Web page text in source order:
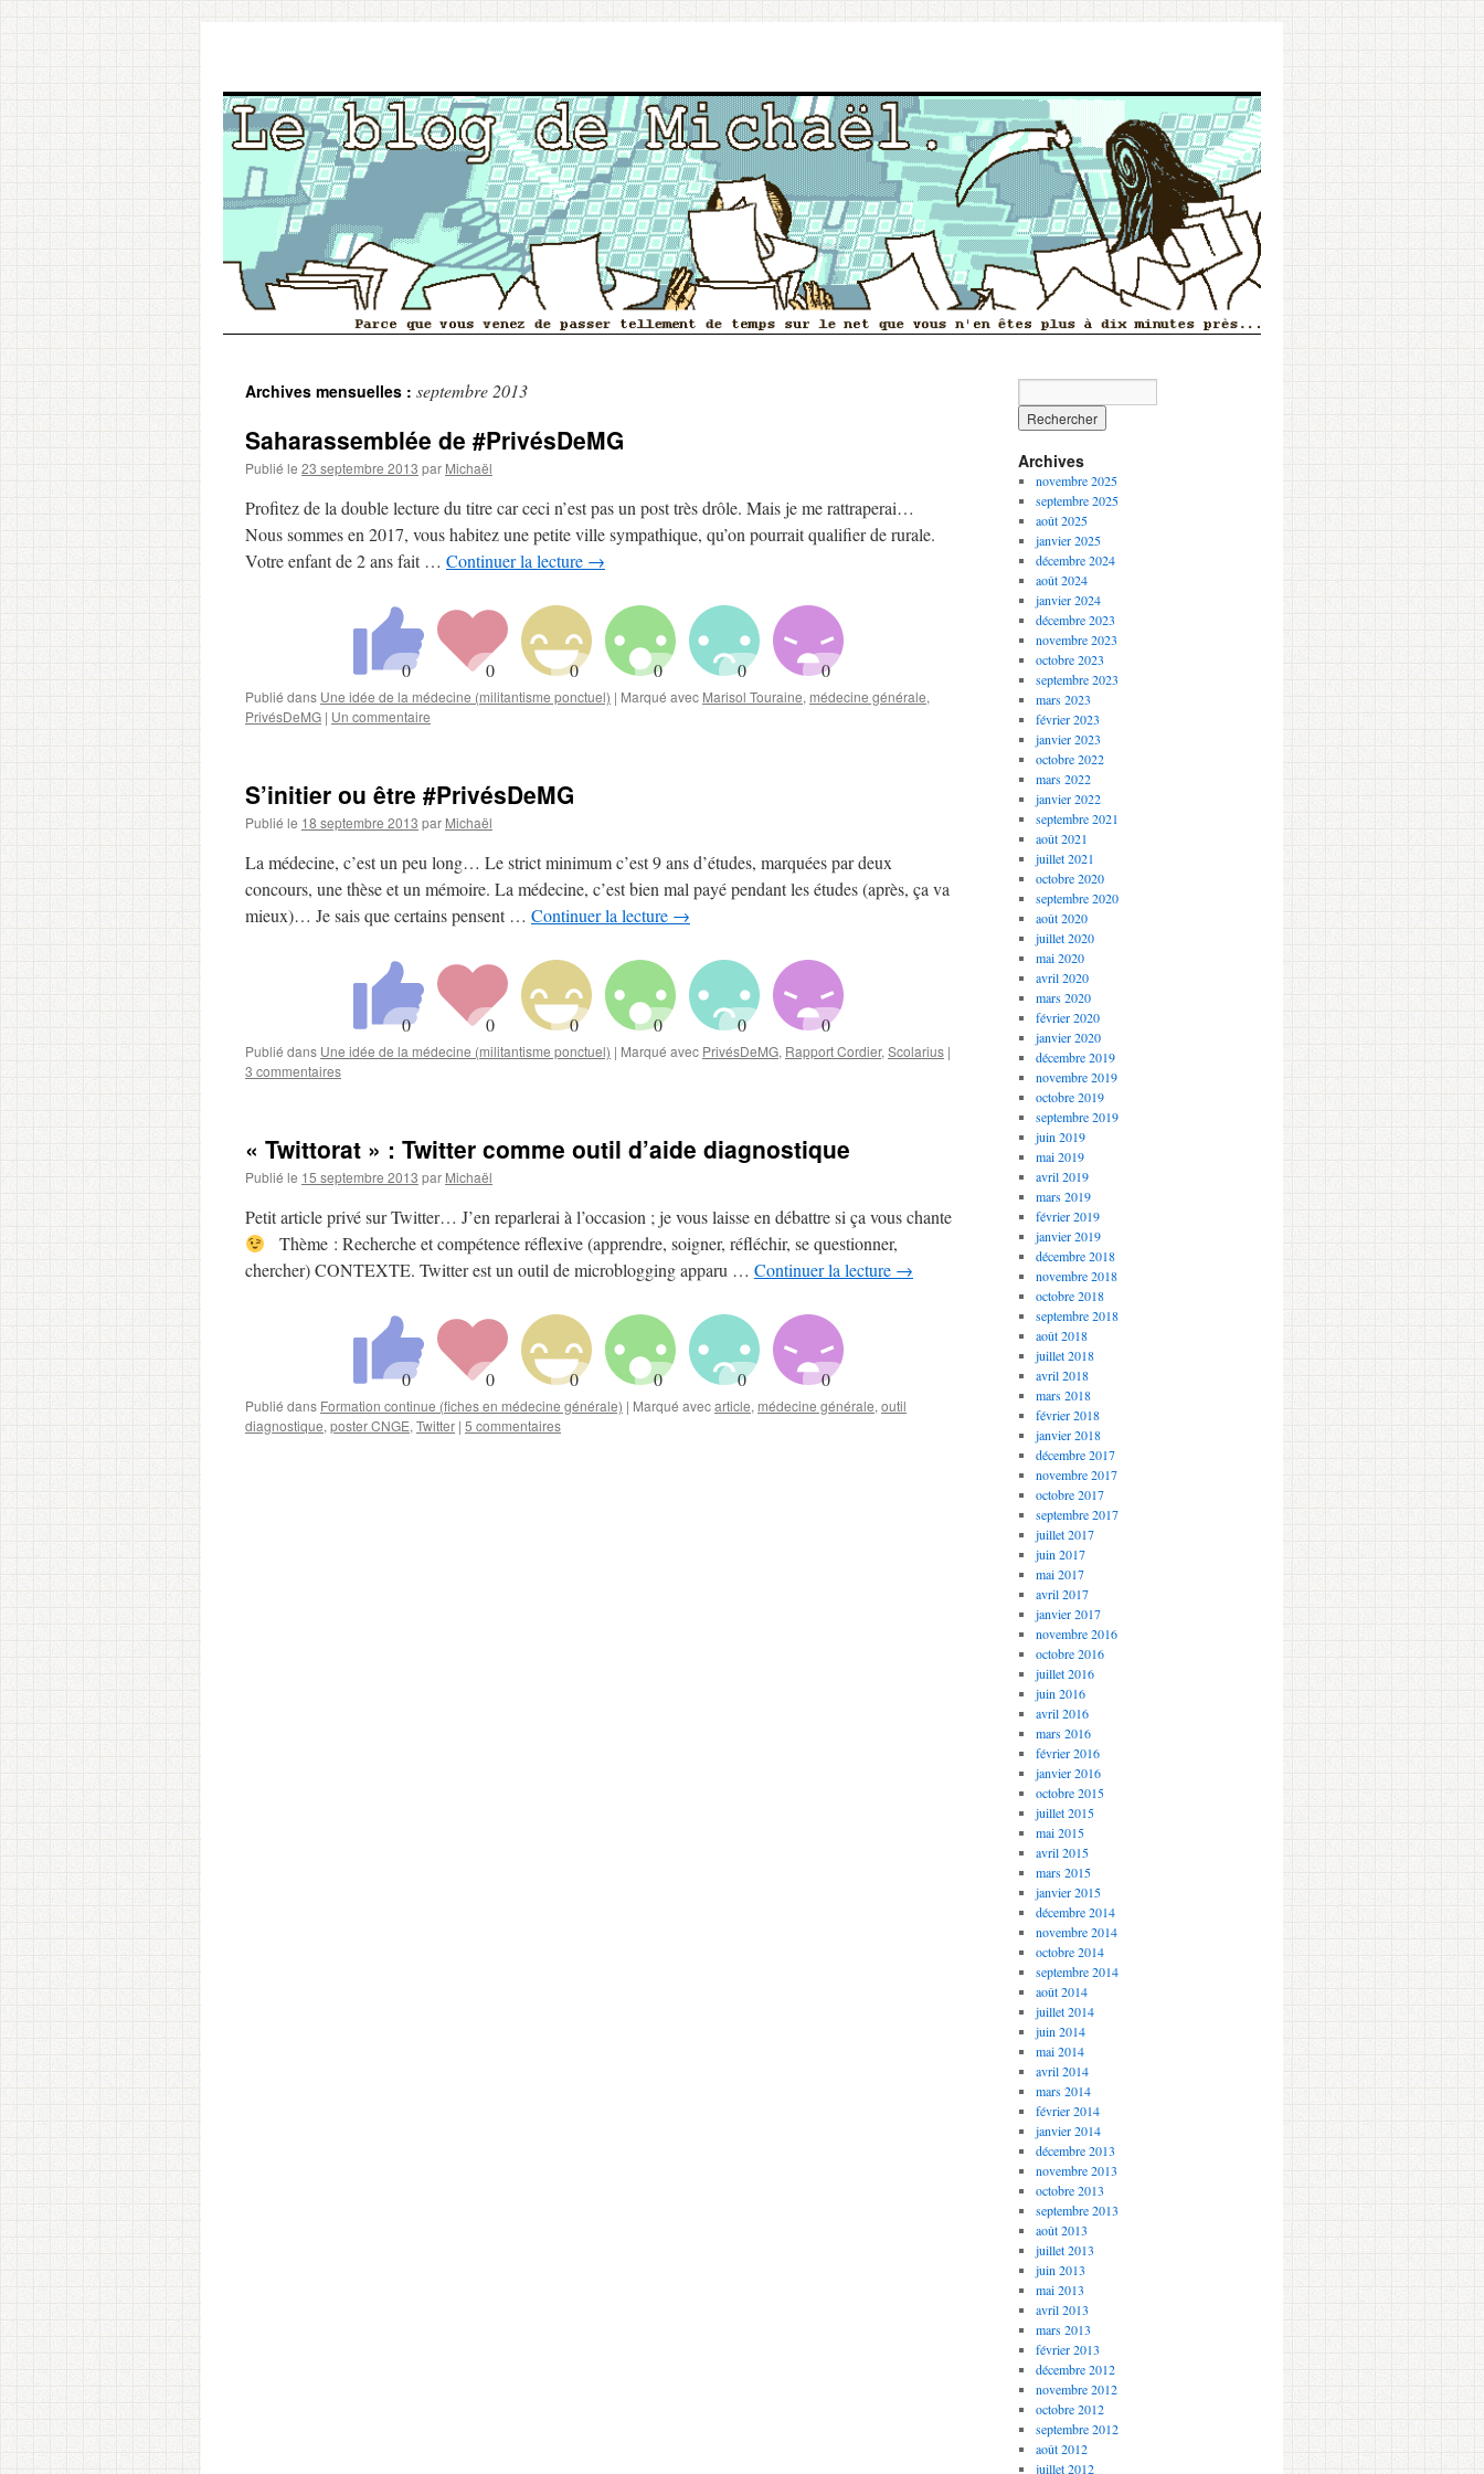
contenu
Archives mensuelles : septembre 2013
Saharassemblée de #PrivésDeMG
Publié le 23 septembre 2013 par Michaël
Profitez de la double lecture du titre car ceci n’est pas un post très drôle. Mais je me rattraperai…
Nous sommes en 2017, vous habitez une petite ville sympathique, qu’on pourrait qualifier de rurale.
Votre enfant de 2 ans fait … Continuer la lecture →
Publié dans Une idée de la médecine (militantisme ponctuel) | Marqué avec Marisol Touraine, médecine générale,
PrivésDeMG | Un commentaire
S’initier ou être #PrivésDeMG
Publié le 18 septembre 2013 par Michaël
La médecine, c’est un peu long… Le strict minimum c’est 9 ans d’études, marquées par deux
concours, une thèse et un mémoire. La médecine, c’est bien mal payé pendant les études (après, ça va
mieux)… Je sais que certains pensent … Continuer la lecture →
Publié dans Une idée de la médecine (militantisme ponctuel) | Marqué avec PrivésDeMG, Rapport Cordier, Scolarius |
3 commentaires
« Twittorat » : Twitter comme outil d’aide diagnostique
Publié le 15 septembre 2013 par Michaël
Petit article privé sur Twitter… J’en reparlerai à l’occasion ; je vous laisse en débattre si ça vous chante
Thème : Recherche et compétence réflexive (apprendre, soigner, réfléchir, se questionner,
chercher) CONTEXTE. Twitter est un outil de microblogging apparu … Continuer la lecture →
Publié dans Formation continue (fiches en médecine générale) | Marqué avecarticle, médecine générale, outil
diagnostique, poster CNGE, Twitter | 5 commentaires
Archives
novembre 2025
septembre 2025
août 2025
janvier 2025
décembre 2024
août 2024
janvier 2024
décembre 2023
novembre 2023
octobre 2023
septembre 2023
mars 2023
février 2023
janvier 2023
octobre 2022
mars 2022
janvier 2022
septembre 2021
août 2021
juillet 2021
octobre 2020
septembre 2020
août 2020
juillet 2020
mai 2020
avril 2020
mars 2020
février 2020
janvier 2020
décembre 2019
novembre 2019
octobre 2019
septembre 2019
juin 2019
mai 2019
avril 2019
mars 2019
février 2019
janvier 2019
décembre 2018
novembre 2018
octobre 2018
septembre 2018
août 2018
juillet 2018
avril 2018
mars 2018
février 2018
janvier 2018
décembre 2017
novembre 2017
octobre 2017
septembre 2017
juillet 2017
juin 2017
mai 2017
avril 2017
janvier 2017
novembre 2016
octobre 2016
juillet 2016
juin 2016
avril 2016
mars 2016
février 2016
janvier 2016
octobre 2015
juillet 2015
mai 2015
avril 2015
mars 2015
janvier 2015
décembre 2014
novembre 2014
octobre 2014
septembre 2014
août 2014
juillet 2014
juin 2014
mai 2014
avril 2014
mars 2014
février 2014
janvier 2014
décembre 2013
novembre 2013
octobre 2013
septembre 2013
août 2013
juillet 2013
juin 2013
mai 2013
avril 2013
mars 2013
février 2013
décembre 2012
novembre 2012
octobre 2012
septembre 2012
août 2012
juillet 2012